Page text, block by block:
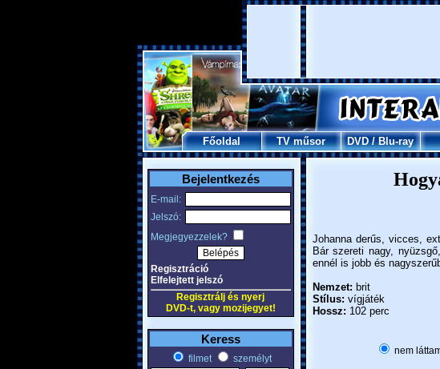
Főoldal TV műsor DVD/Blu-ray
Bejelentkezés
E-mail:
Jelszó:
Megjegyezzelek?
Regisztráció
Elfelejtett jelszó
Regisztrálj és nyerj
DVD-t, vagy mozijegyet!
Keress
filmet személyt
Johanna derűs, vicces,
Bár szereti nagy,
ennél is jobb és
Nemzet: brit
Stílus: vígjáték
Hossz: 102 perc
nem